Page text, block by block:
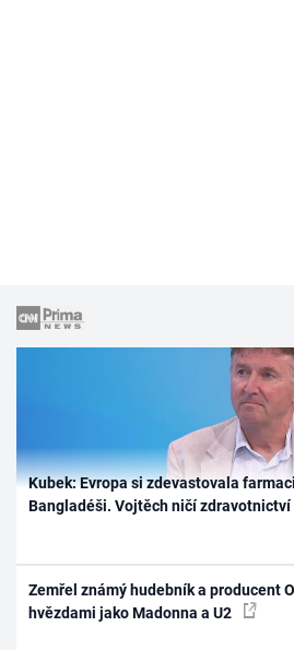
Kubek: Evropa si zdevastovala
Bangladéši. Vojtěch ničí zdravotnictví
Zemřel známý hudebník a producent
hvězdami jako Madonna a U2